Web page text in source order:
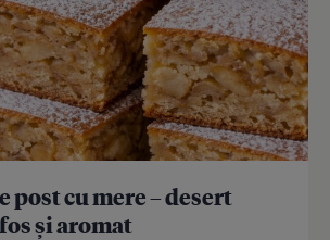
post cu mere – desert
și aromat